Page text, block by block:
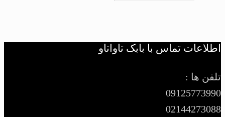
اطلاعات تماس با بابک تاواتاو
تلفن ها :
09125773990
02144273088